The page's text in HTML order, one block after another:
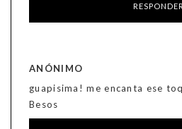
RESPONDER
ANÓNIMO
guapisima! me encanta ese
Besos